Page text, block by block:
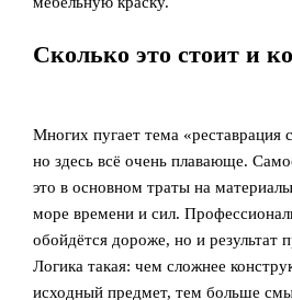
Сколько это стоит и
Многих пугает тема «реставрация
но здесь всё очень плавающе.
это в основном траты на
море времени и сил.
обойдётся дороже, но и результат
Логика такая: чем сложнее
исходный предмет, тем больше